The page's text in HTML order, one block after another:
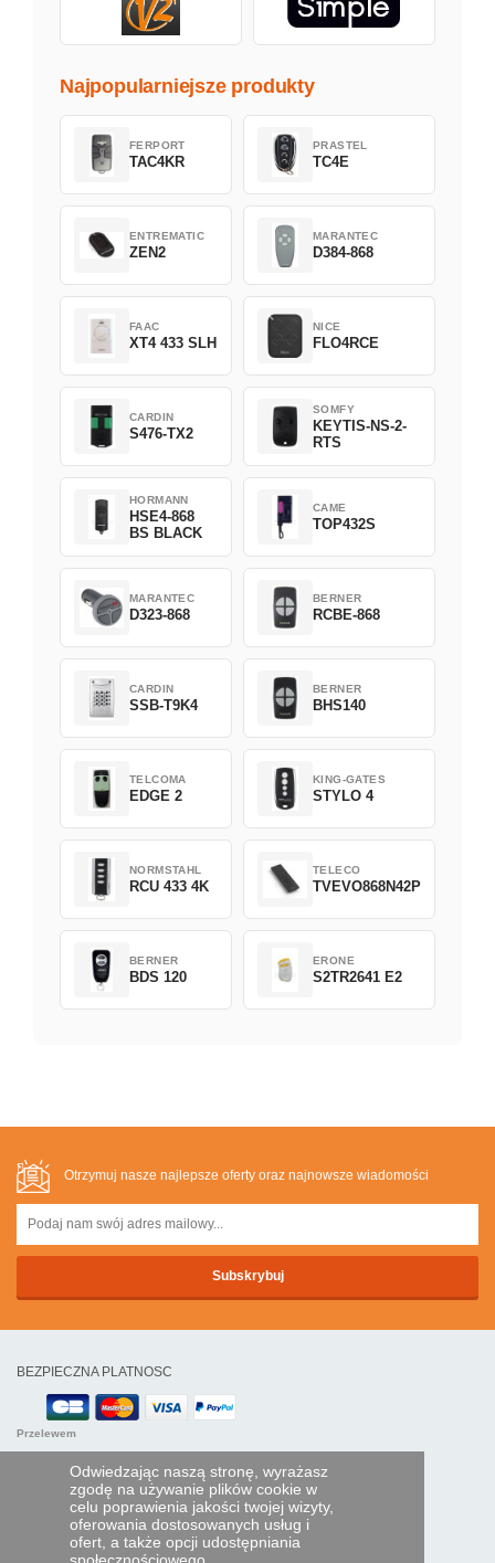
Odwiedzając naszą stronę, wyrażasz
zgodę na używanie plików cookie w
celu poprawienia jakości twojej wizyty,
oferowania dostosowanych usług i
ofert, a także opcji udostępniania
Najpopularniejsze produkty
FERPORT
TAC4KR
PRASTEL
TC4E
ENTREMATIC
ZEN2
MARANTEC
D384-868
FAAC
XT4 433 SLH
NICE
FLO4RCE
CARDIN
S476-TX2
SOMFY
KEYTIS-NS-2-
RTS
HORMANN
HSE4-868
BS BLACK
CAME
TOP432S
MARANTEC
D323-868
BERNER
RCBE-868
CARDIN
SSB-T9K4
BERNER
BHS140
TELCOMA
EDGE 2
KING-GATES
STYLO 4
NORMSTAHL
RCU 433 4K
TELECO
TVEVO868N42P
BERNER
BDS 120
ERONE
S2TR2641 E2
Otrzymuj nasze najlepsze oferty oraz najnowsze wiadomości
BEZPIECZNA PLATNOSC
Przelewem
POMOC I USŁUGI
Śledź swoje zamówienie
PILOTY EXPRESS